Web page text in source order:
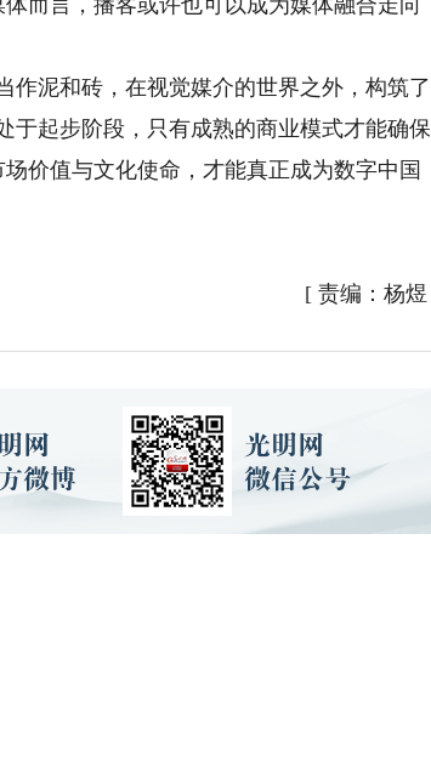
而言，播客或许也可以成为媒体融合走向
泥和砖，在视觉媒介的世界之外，构筑了
于起步阶段，只有成熟的商业模式才能确保
价值与文化使命，才能真正成为数字中国
[ 责编：杨煜